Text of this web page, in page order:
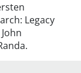
Legacy